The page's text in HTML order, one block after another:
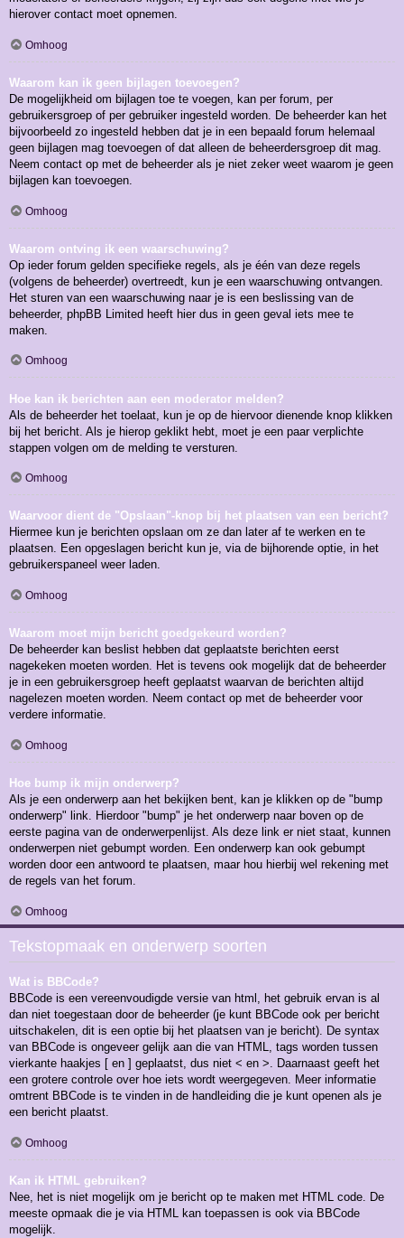
hierover contact moet opnemen.
Omhoog
Waarom kan ik geen bijlagen toevoegen?
De mogelijkheid om bijlagen toe te voegen, kan per forum, per
gebruikersgroep of per gebruiker ingesteld worden. De beheerder kan het
bijvoorbeeld zo ingesteld hebben dat je in een bepaald forum helemaal
geen bijlagen mag toevoegen of dat alleen de beheerdersgroep dit mag.
Neem contact op met de beheerder als je niet zeker weet waarom je geen
bijlagen kan toevoegen.
Omhoog
Waarom ontving ik een waarschuwing?
Op ieder forum gelden specifieke regels, als je één van deze regels
(volgens de beheerder) overtreedt, kun je een waarschuwing ontvangen.
Het sturen van een waarschuwing naar je is een beslissing van de
beheerder, phpBB Limited heeft hier dus in geen geval iets mee te
maken.
Omhoog
Hoe kan ik berichten aan een moderator melden?
Als de beheerder het toelaat, kun je op de hiervoor dienende knop klikken
bij het bericht. Als je hierop geklikt hebt, moet je een paar verplichte
stappen volgen om de melding te versturen.
Omhoog
Waarvoor dient de "Opslaan"-knop bij het plaatsen van een bericht?
Hiermee kun je berichten opslaan om ze dan later af te werken en te
plaatsen. Een opgeslagen bericht kun je, via de bijhorende optie, in het
gebruikerspaneel weer laden.
Omhoog
Waarom moet mijn bericht goedgekeurd worden?
De beheerder kan beslist hebben dat geplaatste berichten eerst
nagekeken moeten worden. Het is tevens ook mogelijk dat de beheerder
je in een gebruikersgroep heeft geplaatst waarvan de berichten altijd
nagelezen moeten worden. Neem contact op met de beheerder voor
verdere informatie.
Omhoog
Hoe bump ik mijn onderwerp?
Als je een onderwerp aan het bekijken bent, kan je klikken op de "bump
onderwerp" link. Hierdoor "bump" je het onderwerp naar boven op de
eerste pagina van de onderwerpenlijst. Als deze link er niet staat, kunnen
onderwerpen niet gebumpt worden. Een onderwerp kan ook gebumpt
worden door een antwoord te plaatsen, maar hou hierbij wel rekening met
de regels van het forum.
Omhoog
Tekstopmaak en onderwerp soorten
Wat is BBCode?
BBCode is een vereenvoudigde versie van html, het gebruik ervan is al
dan niet toegestaan door de beheerder (je kunt BBCode ook per bericht
uitschakelen, dit is een optie bij het plaatsen van je bericht). De syntax
van BBCode is ongeveer gelijk aan die van HTML, tags worden tussen
vierkante haakjes [ en ] geplaatst, dus niet < en >. Daarnaast geeft het
een grotere controle over hoe iets wordt weergegeven. Meer informatie
omtrent BBCode is te vinden in de handleiding die je kunt openen als je
een bericht plaatst.
Omhoog
Kan ik HTML gebruiken?
Nee, het is niet mogelijk om je bericht op te maken met HTML code. De
meeste opmaak die je via HTML kan toepassen is ook via BBCode
mogelijk.